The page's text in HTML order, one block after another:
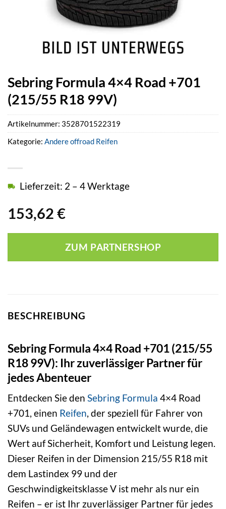
Sebring Formula 4×4 Road +701
(215/55 R18 99V)
153,62 €
Lieferzeit: 2 – 4 Werktage
ZUM PARTNERSHOP
Artikelnummer: 3528701522319
Kategorie: Andere offroad Reifen
BESCHREIBUNG
Sebring Formula 4×4 Road +701 (215/55
R18 99V): Ihr zuverlässiger Partner für
jedes Abenteuer
Entdecken Sie den Sebring Formula 4×4 Road
+701, einen Reifen, der speziell für Fahrer von
SUVs und Geländewagen entwickelt wurde, die
Wert auf Sicherheit, Komfort und Leistung legen.
Dieser Reifen in der Dimension 215/55 R18 mit
dem Lastindex 99 und der
Geschwindigkeitsklasse V ist mehr als nur ein
Reifen – er ist Ihr zuverlässiger Partner für jedes